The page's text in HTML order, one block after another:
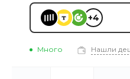
+4
Много Нашли